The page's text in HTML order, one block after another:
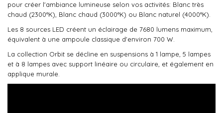
pour créer l'ambiance lumineuse selon vos activités: Blanc très
chaud (2300°K), Blanc chaud (3000°K) ou Blanc naturel (4000°K).
Les 8 sources LED créent un éclairage de 7680 lumens maximum,
équivalent à une ampoule classique d'environ 700 W.
La collection Orbit se décline en suspensions à 1 lampe, 5 lampes
et à 8 lampes avec support linéaire ou circulaire, et également en
applique murale.